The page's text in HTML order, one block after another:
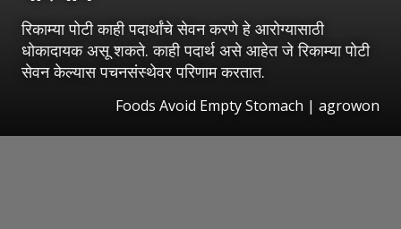
रिकाम्या पोटी काही पदार्थांचे सेवन करणे हे आरोग्यासाठी
धोकादायक असू शकते. काही पदार्थ असे आहेत जे रिकाम्या पोटी
सेवन केल्यास पचनसंस्थेवर परिणाम करतात.
Foods Avoid Empty Stomach | agrowon